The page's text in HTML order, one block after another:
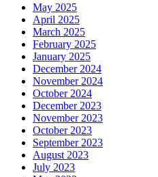
May 2025
April 2025
March 2025
February 2025
January 2025
December 2024
November 2024
October 2024
December 2023
November 2023
October 2023
September 2023
August 2023
July 2023